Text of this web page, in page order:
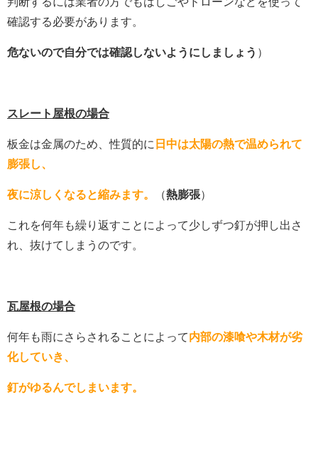
確認する必要があります。
危ないので自分では確認しないようにしましょう ）
スレート屋根の場合
板金は金属のため、性質的に 日中は太陽の熱で温められて
膨張し、
夜に涼しくなると縮みます。 （熱膨張）
これを何年も繰り返すことによって少しずつ釘が押し出さ
れ、抜けてしまうのです。
瓦屋根の場合
何年も雨にさらされることによって内部の漆喰や木材が劣
化していき、
釘がゆるんでしまいます。